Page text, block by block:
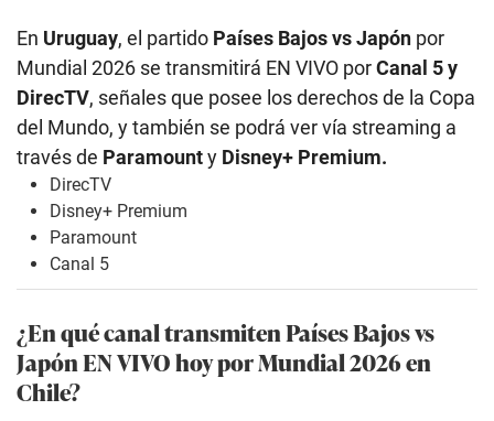
En Uruguay, el partido Países Bajos vs Japón por
Mundial 2026 se transmitirá EN VIVO porCanal 5 y
DirecTV, señales que posee los derechos de la Copa
del Mundo, y también se podrá ver vía streaming a
través de Paramounty Disney+ Premium.
DirecTV
Disney+ Premium
Paramount
Canal 5
¿En qué canal transmiten Países Bajos vs
Japón EN VIVO hoy por Mundial 2026 en
Chile?